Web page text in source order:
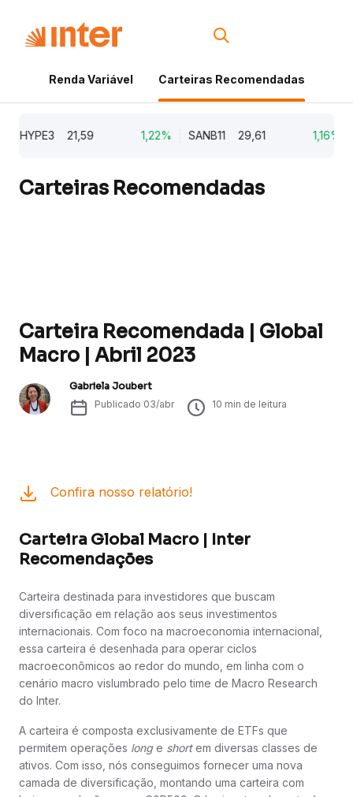
Renda Variável Carteiras Recomendadas
HYPE3 21,59 1,22% SANB11 29,61 1,16%
Carteiras Recomendadas
Carteira Recomendada | Global
Macro | Abril 2023
Gabriela Joubert
Publicado 03/abr 10 min de leitura
Confira nosso relatório!
Carteira Global Macro | Inter
Recomendações
Carteira destinada para investidores que buscam
diversificação em relação aos seus investimentos
internacionais. Com foco na macroeconomia internacional,
essa carteira é desenhada para operar ciclos
macroeconômicos ao redor do mundo, em linha com o
cenário macro vislumbrado pelo time de Macro Research
do Inter.
A carteira é composta exclusivamente de ETFs que
permitem operações longe shortem diversas classes de
ativos. Com isso, nós conseguimos fornecer uma nova
camada de diversificação, montando uma carteira com